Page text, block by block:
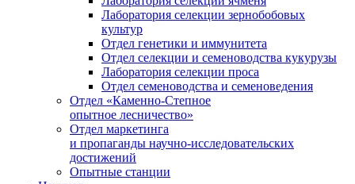
Лаборатория селекции зернобобовых
культур
Отдел генетики и иммунитета
Отдел селекции и семеноводства кукурузы
Лаборатория селекции проса
Отдел семеноводства и семеноведения
Отдел «Каменно-Степное
опытное лесничество»
Отдел маркетинга
и пропаганды научно-исследовательских
достижений
Опытные станции